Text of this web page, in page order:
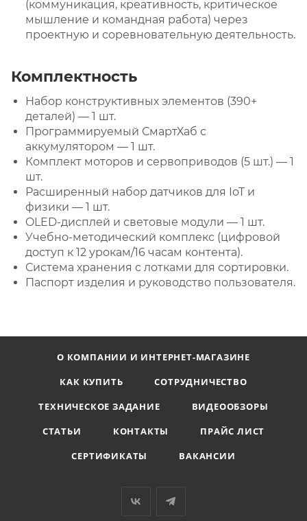
(коммуникация, креативность, критическое
мышление и командная работа) через
проектную и соревновательную деятельность.
Комплектность
Набор конструктивных элементов (390+
деталей) — 1 шт.
Программируемый СмартХаб с
аккумулятором — 1 шт.
Комплект моторов и сервоприводов (5 шт.) — 1
шт.
Расширенный набор датчиков для IoT и
физики — 1 шт.
OLED-дисплей и световые модули — 1 шт.
Учебно-методический комплекс (цифровой
доступ к 12 урокам/16 часам контента).
Система хранения с лотками для сортировки.
Паспорт изделия и руководство пользователя.
О КОМПАНИИ И ИНТЕРНЕТ-МАГАЗИНЕ
КАК КУПИТЬ
СОТРУДНИЧЕСТВО
ТЕХНИЧЕСКОЕ ЗАДАНИЕ
ВИДЕООБЗОРЫ
СТАТЬИ
КОНТАКТЫ
ПРАЙС ЛИСТ
СЕРТИФИКАТЫ
ВАКАНСИИ